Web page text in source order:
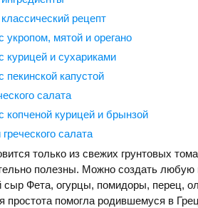
рецепт
укропом, мятой и орегано
курицей и сухариками
пекинской капустой
салата
копченой курицей и брынзой
салата
только из свежих грунтовых
полезны. Можно создать любую
сыр Фета, огурцы, помидоры, перец,
простота помогла родившемуся в